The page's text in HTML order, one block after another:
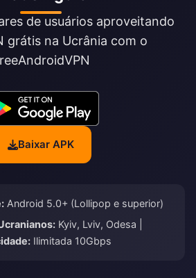
de usuários aproveitando
grátis na Ucrânia com o
Baixar APK
Android 5.0+ (Lollipop e superior)
Kyiv, Lviv, Odesa |
Ilimitada 10Gbps